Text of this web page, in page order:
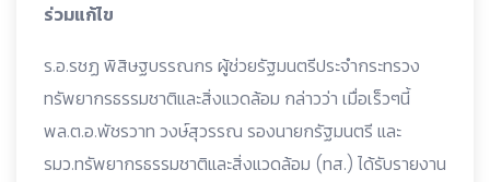
ร่วมแก้ไข
ร.อ.รชฏ พิสิษฐบรรณกร ผู้ช่วยรัฐมนตรีประจำกระทรวง
ทรัพยากรธรรมชาติและสิ่งแวดล้อม กล่าวว่า เมื่อเร็วๆนี้
พล.ต.อ.พัชรวาท วงษ์สุวรรณ รองนายกรัฐมนตรี และ
รมว.ทรัพยากรธรรมชาติและสิ่งแวดล้อม (ทส.) ได้รับรายงาน